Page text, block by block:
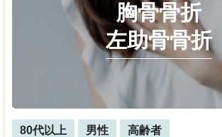
胸骨骨折
左助骨骨折
80代以上 男性 高齢者